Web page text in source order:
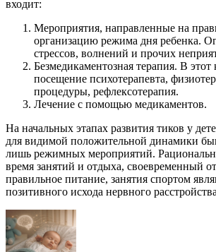
входит:
Мероприятия, направленные на
организацию режима дня ребенка.
стрессов, волнений и прочих
Безмедикаментозная терапия. В этот
посещение психотерапевта,
процедуры, рефлексотерапия.
Лечение с помощью медикаментов.
На начальных этапах развития тиков у
для видимой положительной динамики
лишь режимных мероприятий.
время занятий и отдыха, своевременный
правильное питание, занятия спортом
позитивного исхода нервного